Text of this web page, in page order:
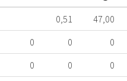
0,51 47,00
0 0 0
0 0 0